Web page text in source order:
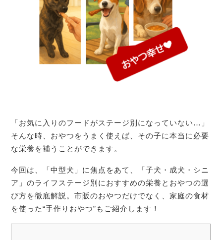
「お気に入りのフードがステージ別になっていない…」
そんな時、おやつをうまく使えば、その子に本当に必要
な栄養を補うことができます。
今回は、「中型犬」に焦点をあて、「子犬・成犬・シニ
ア」のライフステージ別におすすめの栄養とおやつの選
び方を徹底解説。市販のおやつだけでなく、家庭の食材
を使った“手作りおやつ”もご紹介します！